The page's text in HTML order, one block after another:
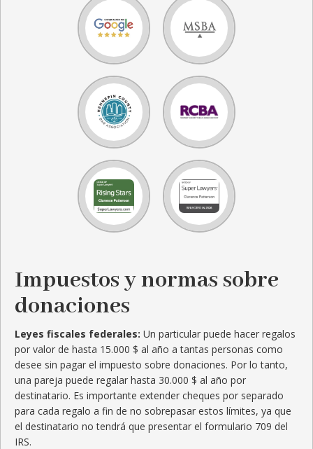
Impuestos y normas sobre
donaciones
Leyes fiscales federales: Un particular puede hacer regalos
por valor de hasta 15.000 $ al año a tantas personas como
desee sin pagar el impuesto sobre donaciones. Por lo tanto,
una pareja puede regalar hasta 30.000 $ al año por
destinatario. Es importante extender cheques por separado
para cada regalo a fin de no sobrepasar estos límites, ya que
el destinatario no tendrá que presentar el formulario 709 del
IRS.